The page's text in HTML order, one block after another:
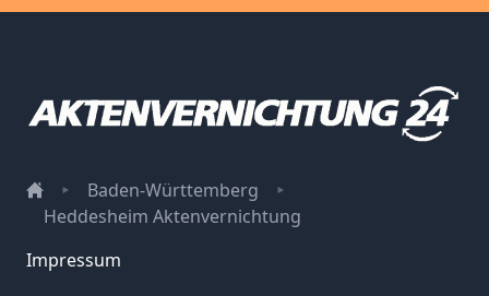
Baden-Württemberg
Heddesheim Aktenvernichtung
Impressum